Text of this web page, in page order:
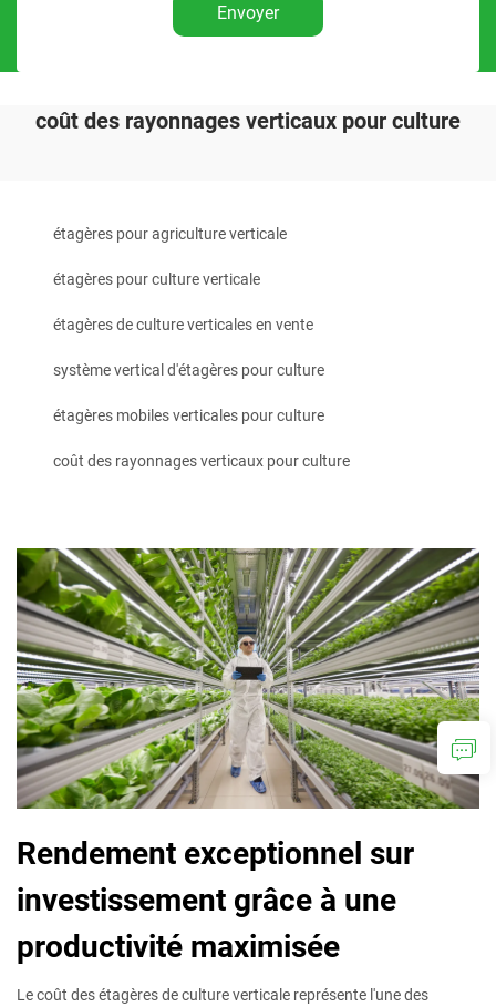
Envoyer
coût des rayonnages verticaux pour culture
étagères pour agriculture verticale
étagères pour culture verticale
étagères de culture verticales en vente
système vertical d'étagères pour culture
étagères mobiles verticales pour culture
coût des rayonnages verticaux pour culture
Rendement exceptionnel sur
investissement grâce à une
productivité maximisée
Le coût des étagères de culture verticale représente l'une des